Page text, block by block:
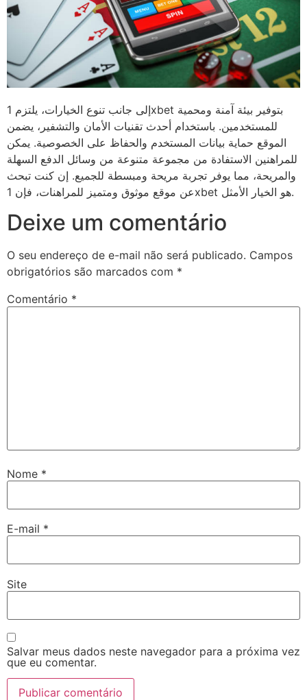
إلى جانب تنوع الخيارات، يلتزم 1xbet بتوفير بيئة آمنة ومحمية
للمستخدمين. باستخدام أحدث تقنيات الأمان والتشفير، يضمن
الموقع حماية بيانات المستخدم والحفاظ على الخصوصية. يمكن
للمراهنين الاستفادة من مجموعة متنوعة من وسائل الدفع السهلة
والمريحة، مما يوفر تجربة مريحة ومبسطة للجميع. إن كنت تبحث
عن موقع موثوق ومتميز للمراهنات، فإن 1xbet هو الخيار الأمثل.
Deixe um comentário
O seu endereço de e-mail não será publicado. Campos
obrigatórios são marcados com *
Comentário *
Nome *
E-mail *
Site
Salvar meus dados neste navegador para a próxima vez
que eu comentar.